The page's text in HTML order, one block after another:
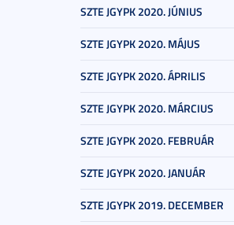
SZTE JGYPK 2020. JÚNIUS
SZTE JGYPK 2020. MÁJUS
SZTE JGYPK 2020. ÁPRILIS
SZTE JGYPK 2020. MÁRCIUS
SZTE JGYPK 2020. FEBRUÁR
SZTE JGYPK 2020. JANUÁR
SZTE JGYPK 2019. DECEMBER